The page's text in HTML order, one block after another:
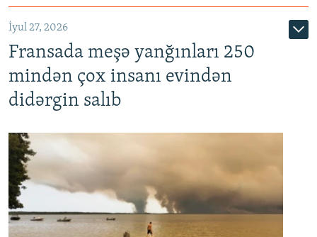
İyul 27, 2026
Fransada meşə yanğınları 250
mindən çox insanı evindən
didərgin salıb